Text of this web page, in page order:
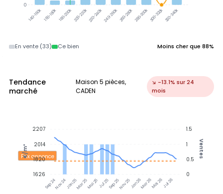
140-160k 160-180k180-200k200-220k220-240k240-260k260-280k280-300k300-320k320-340k
0
En vente (33) Ce bien Moins cher que 88%
Tendance
marché
Maison 5 pièces,
CADEN
↘ -13.1% sur 24
mois
Sep 24Nov 24Jan 25Mar 25Mai 25Jul 25Sep 25Nov 25Jan 26Mar 26Mai 26Jul 26
Prix annonce
1.5
1
0.5
0
Ventes
2207
2014
1820
1626
€/m²